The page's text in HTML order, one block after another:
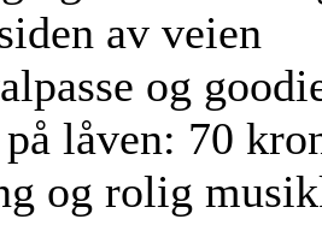
av veien
og
låven: 70
og rolig